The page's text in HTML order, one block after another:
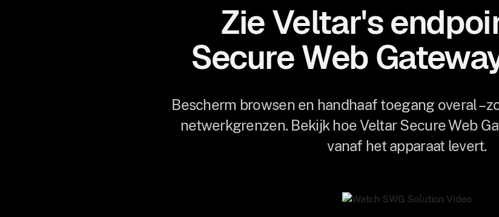
Zie Veltar's
Secure Web
Bescherm browsen en handhaaf toegang overal –
netwerkgrenzen. Bekijk hoe Veltar Secure Web
vanaf het apparaat levert.